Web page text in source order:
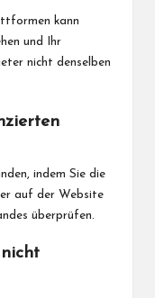
kann
und Ihr
nicht denselben
indem Sie die
auf der Website
überprüfen.